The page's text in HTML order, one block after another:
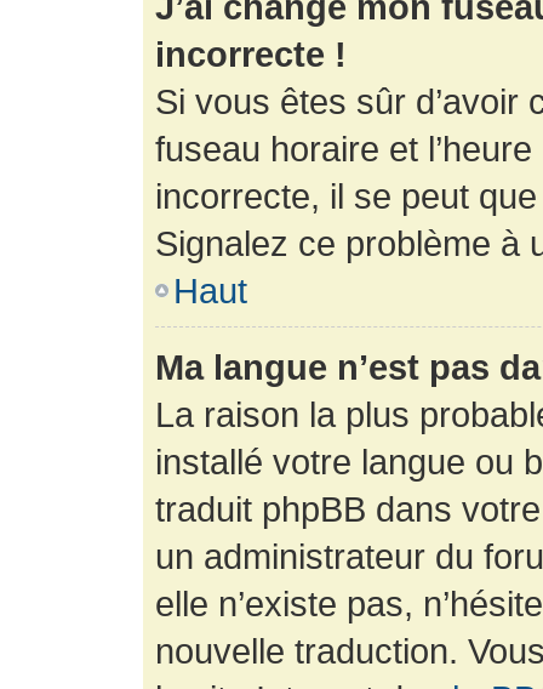
incorrecte !
Si vous êtes sûr d’avoir
fuseau horaire et
incorrecte, il se peut
Signalez ce problème à
Haut
Ma langue n’est pas
La raison la plus
installé votre langue ou
traduit phpBB dans
un administrateur du
elle n’existe pas,
nouvelle traduction.